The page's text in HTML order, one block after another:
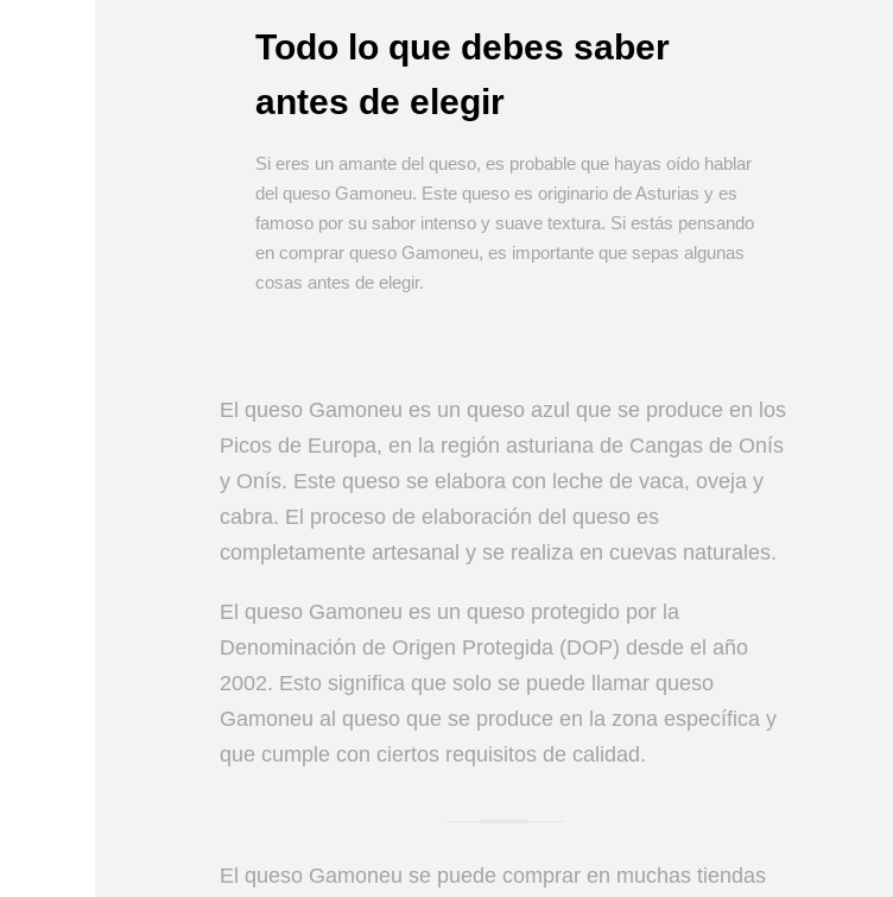
Todo lo que debes saber
antes de elegir
Si eres un amante del queso, es probable que hayas oído hablar
del queso Gamoneu. Este queso es originario de Asturias y es
famoso por su sabor intenso y suave textura. Si estás pensando
en comprar queso Gamoneu, es importante que sepas algunas
cosas antes de elegir.
El queso Gamoneu es un queso azul que se produce en los
Picos de Europa, en la región asturiana de Cangas de Onís
y Onís. Este queso se elabora con leche de vaca, oveja y
cabra. El proceso de elaboración del queso es
completamente artesanal y se realiza en cuevas naturales.
El queso Gamoneu es un queso protegido por la
Denominación de Origen Protegida (DOP) desde el año
2002. Esto significa que solo se puede llamar queso
Gamoneu al queso que se produce en la zona específica y
que cumple con ciertos requisitos de calidad.
El queso Gamoneu se puede comprar en muchas tiendas